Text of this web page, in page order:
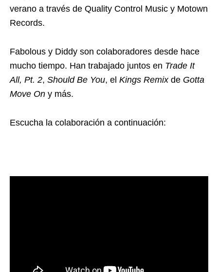
verano a través de Quality Control Music y Motown
Records.
Fabolous y Diddy son colaboradores desde hace
mucho tiempo. Han trabajado juntos en Trade It
All, Pt. 2, Should Be You, el Kings Remixde Gotta
Move On y más.
Escucha la colaboración a continuación: